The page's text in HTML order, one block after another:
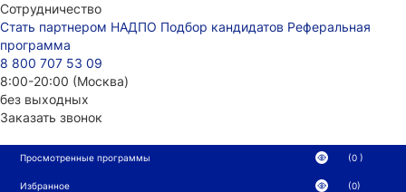
Сотрудничество
Стать партнером НАДПО Подбор кандидатов Реферальная
программа
8 800 707 53 09
8:00-20:00 (Москва)
без выходных
Заказать звонок
Просмотренные программы (0 )
Избранное (0)